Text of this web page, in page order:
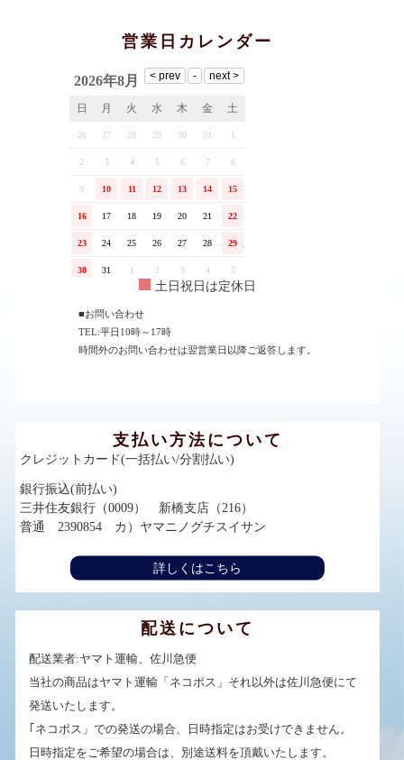
営業日カレンダー
土日祝日は定休日
■お問い合わせ
TEL:平日10時～17時
時間外のお問い合わせは翌営業日以降ご返答します。
支払い方法について
クレジットカード(一括払い/分割払い)
銀行振込(前払い)
三井住友銀行（0009） 新橋支店（216）
普通 2390854 カ）ヤマニノグチスイサン
詳しくはこちら
配送について
配送業者:ヤマト運輸、佐川急便
当社の商品はヤマト運輸「ネコポス」それ以外は佐川急便にて
発送いたします。
｢ネコポス」での発送の場合、日時指定はお受けできません。
日時指定をご希望の場合は、別途送料を頂戴いたします。